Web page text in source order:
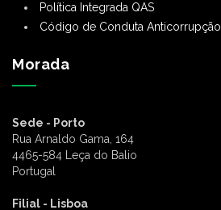
Política Integrada QAS
Código de Conduta Anticorrupção
Morada
Sede - Porto
Rua Arnaldo Gama, 164
4465-584 Leça do Balio
Portugal
Filial - Lisboa